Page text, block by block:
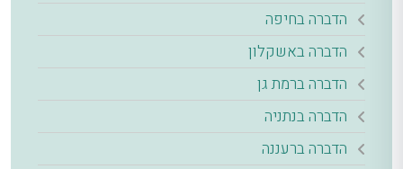
הדברה בחיפה
הדברה באשקלון
הדברה ברמת גן
הדברה בנתניה
הדברה ברעננה